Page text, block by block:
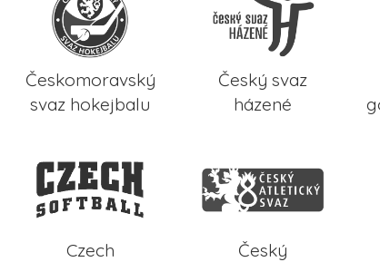
Českomoravský
svaz hokejbalu
Český svaz
házené
Czech
Český